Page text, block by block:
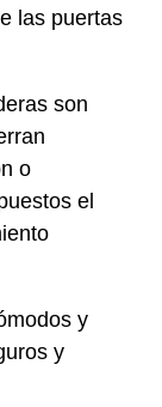
las puertas
son
o
el
y
y